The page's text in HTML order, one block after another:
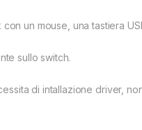
un mouse, una tastiera
sullo switch.
di intallazione driver,